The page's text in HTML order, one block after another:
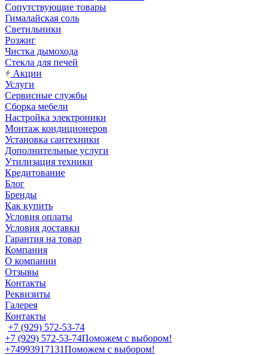
Сопутствующие товары
Гималайская соль
Светильники
Розжиг
Чистка дымохода
Стекла для печей
Акции
Услуги
Сервисные службы
Сборка мебели
Настройка электроники
Монтаж кондиционеров
Установка сантехники
Дополнительные услуги
Утилизация техники
Кредитование
Блог
Бренды
Как купить
Условия оплаты
Условия доставки
Гарантия на товар
Компания
О компании
Отзывы
Контакты
Реквизиты
Галерея
Контакты
+7 (929) 572-53-74
+7 (929) 572-53-74Поможем с выбором!
+74993917131Поможем с выбором!